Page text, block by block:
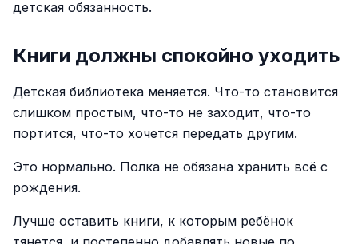
детская обязанность.
Книги должны спокойно уходить
Детская библиотека меняется. Что-то становится
слишком простым, что-то не заходит, что-то
портится, что-то хочется передать другим.
Это нормально. Полка не обязана хранить всё с
рождения.
Лучше оставить книги, к которым ребёнок